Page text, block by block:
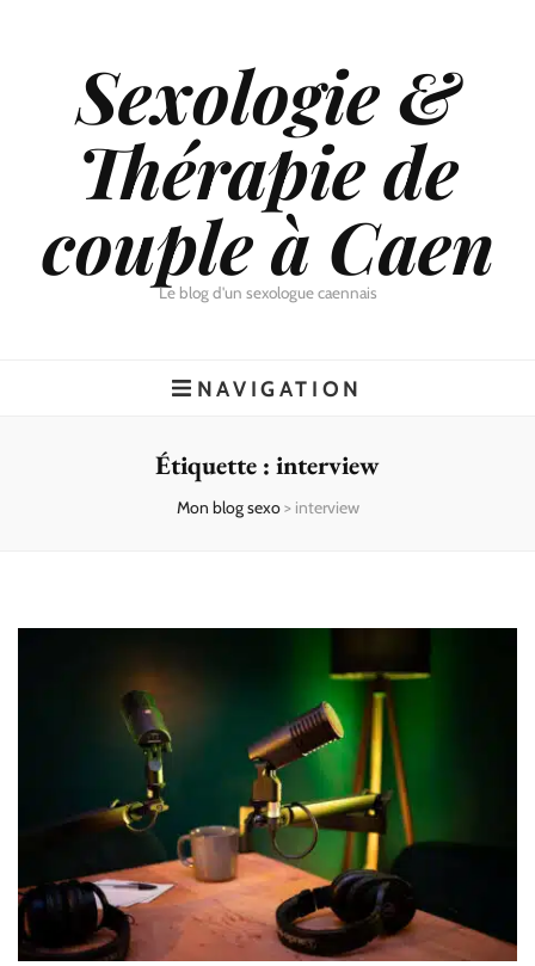
Sexologie &
Thérapie de
couple à Caen
Le blog d'un sexologue caennais
NAVIGATION
Étiquette : interview
Mon blog sexo> interview